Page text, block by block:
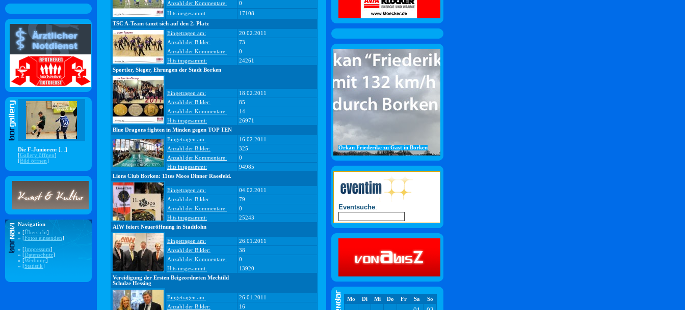
Die F-Junioren: [...]
[Gallery öffnen]
[Bild öffnen]
Navigation
» [Übersicht]
» [Fotos einsenden]
» [Impressum]
» [Datenschutz]
» [Werbung]
» [Statistik]
Anzahl der Kommentare:
0
Hits insgesammt:
17108
TSC A-Team tanzt sich auf den 2. Platz
Eingetragen am:
20.02.2011
Anzahl der Bilder:
73
Anzahl der Kommentare:
0
Hits insgesammt:
24261
Sportler, Sieger, Ehrungen der Stadt Borken
Eingetragen am:
18.02.2011
Anzahl der Bilder:
85
Anzahl der Kommentare:
14
Hits insgesammt:
26971
Blue Dragons fighten in Minden gegen TOP TEN
Eingetragen am:
16.02.2011
Anzahl der Bilder:
325
Anzahl der Kommentare:
0
Hits insgesammt:
94985
Lions Club Borken: 11tes Moos Dinner Raesfeld.
Eingetragen am:
04.02.2011
Anzahl der Bilder:
79
Anzahl der Kommentare:
0
Hits insgesammt:
25243
AIW feiert Neueröffnung in Stadtlohn
Eingetragen am:
26.01.2011
Anzahl der Bilder:
38
Anzahl der Kommentare:
0
Hits insgesammt:
13920
Vereidigung der Ersten Beigeordneten Mechtild
Schulze Hessing
Eingetragen am:
26.01.2011
Anzahl der Bilder:
16
Orkan Friederike zu Gast in Borken
Eventsuche:
Mo Di Mi Do Fr Sa So